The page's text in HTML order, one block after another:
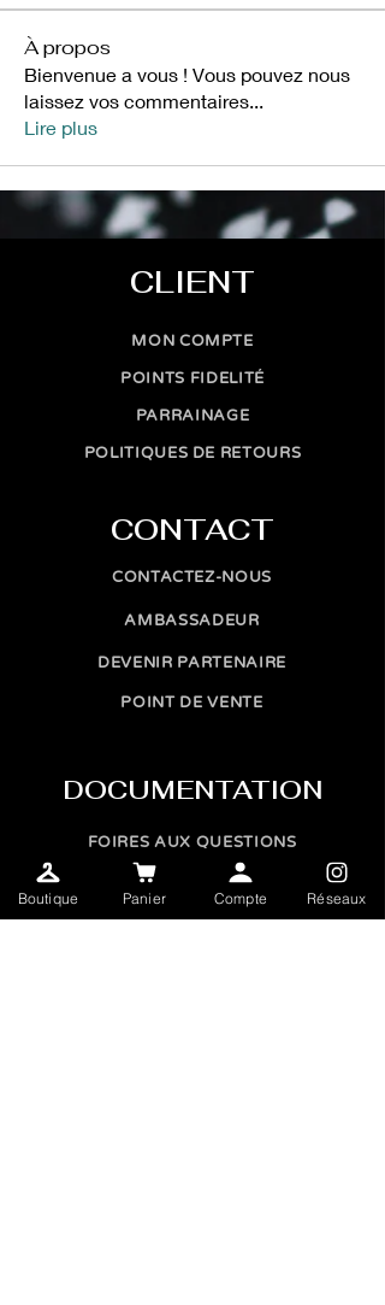
À propos
Bienvenue a vous ! Vous pouvez nous
laissez vos commentaires...
Lire plus
CLIENT
MON COMPTE
POINTS FIDELITÉ
PARRAINAGE
POLITIQUES DE RETOURS
CONTACT
CONTACTEZ-NOUS
AMBASSADEUR
DEVENIR PARTENAIRE
POINT DE VENTE
DOCUMENTATION
FOIRES AUX QUESTIONS
TERMES & CONDITIONS
Boutique Panier Compte Réseaux